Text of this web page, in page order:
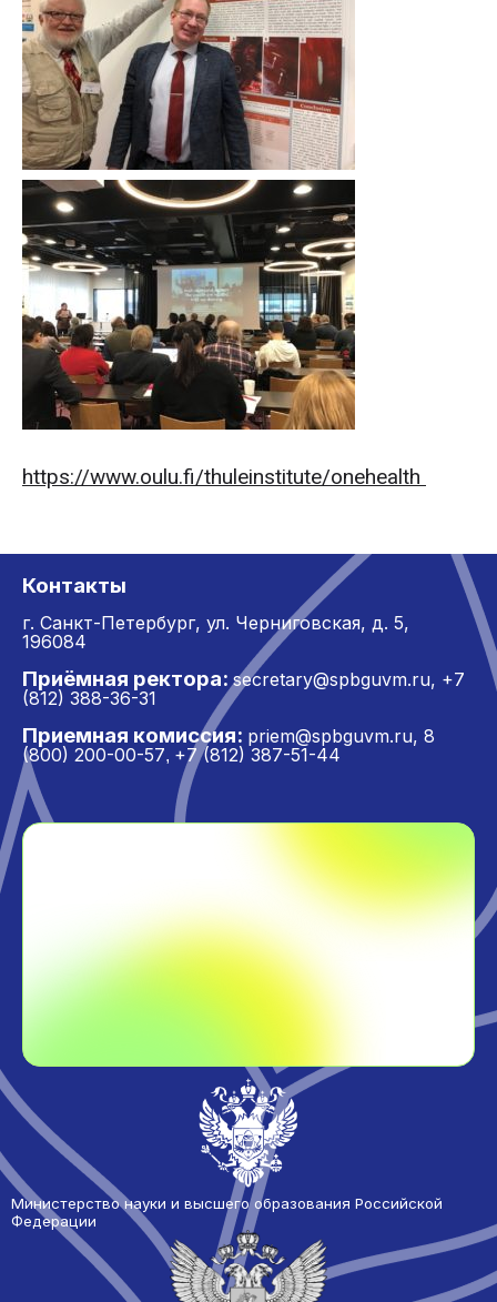
https://www.oulu.fi/thuleinstitute/onehealth
Контакты
г. Санкт-Петербург, ул. Черниговская, д. 5,
196084
Приёмная ректора: secretary@spbguvm.ru, +7
(812) 388-36-31
Приемная комиссия: priem@spbguvm.ru, 8
(800) 200-00-57, +7 (812) 387-51-44
Министерство науки и высшего образования Российской
Федерации